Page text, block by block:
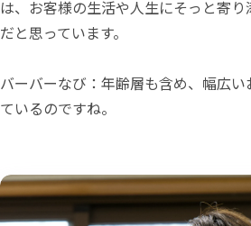
は、お客様の生活や人生にそっと寄
だと思っています。
バーバーなび：年齢層も含め、幅広
ているのですね。